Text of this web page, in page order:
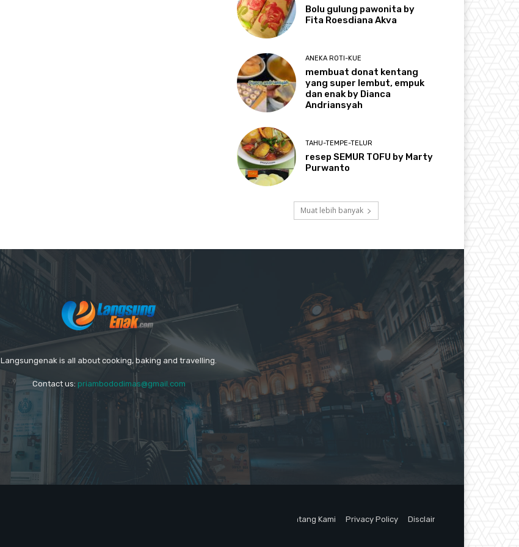
Bolu gulung pawonita by
Fita Roesdiana Akva
ANEKA ROTI-KUE
membuat donat kentang
yang super lembut, empuk
dan enak by Dianca
Andriansyah
TAHU-TEMPE-TELUR
resep SEMUR TOFU by Marty
Purwanto
Muat lebih banyak
Langsungenak is all about cooking, baking and travelling.
Contact us: priambododimas@gmail.com
Tentang Kami Privacy Policy Disclaimer